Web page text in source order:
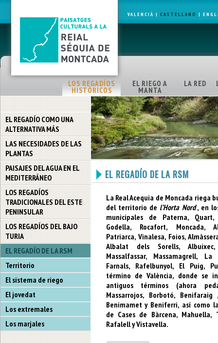
VALENCIÀ | CASTELLANO |
LOS REGADÍOS
HISTÓRICOS
EL RIEGO A
MANTA
LA RED
EL REGADÍO COMO UNA
ALTERNATIVA MÁS
LAS NECESIDADES DE LAS
PLANTAS
PAISAJES DEL AGUA EN EL
MEDITERRÁNEO
LOS REGADÍOS
TRADICIONALES DEL ESTE
PENINSULAR
LOS REGADÍOS DEL BAJO
TURIA
EL REGADÍO DE LA RSM
Territorio
El sistema de riego
El jovedat
Los extremales
Los marjales
EL REGADÍO DE LA RSM
La Real Acequia de Moncada riega
del territorio de l’Horta Nord , en
municipales de Paterna, Quart,
Godella, Rocafort, Moncada,
Patriarca, Vinalesa, Foios,
Albalat dels Sorells, Albuixec,
Massalfassar, Massamagrell,
Farnals, Rafelbunyol, El Puig,
término de València, donde se
antiguos términos (ahora
Massarrojos, Borbotó, Benifaraig
Benimamet y Beniferri, así como
de Cases de Bàrcena, Mahuella,
Rafalell y Vistavella.